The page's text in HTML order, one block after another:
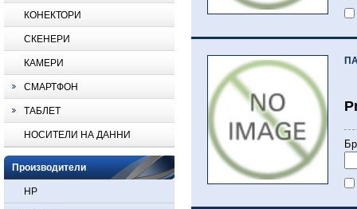
КОНЕКТОРИ
СКЕНЕРИ
КАМЕРИ
СМАРТФОН
ТАБЛЕТ
НОСИТЕЛИ НА ДАННИ
Производители
HP